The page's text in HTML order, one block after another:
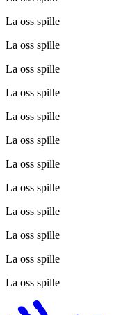
La oss spille
La oss spille
La oss spille
La oss spille
La oss spille
La oss spille
La oss spille
La oss spille
La oss spille
La oss spille
La oss spille
La oss spille